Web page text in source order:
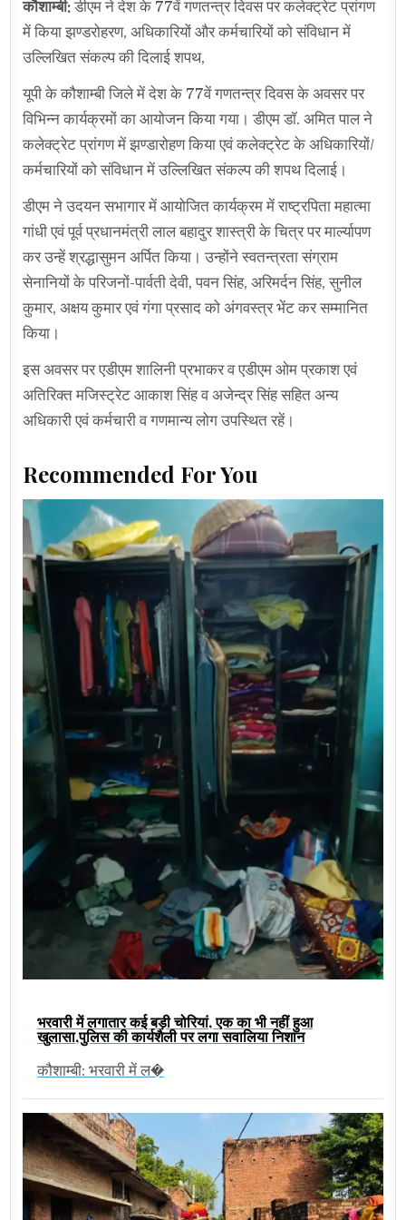
कौशाम्बी:डीएम ने देश के 77वें गणतन्त्र दिवस पर कलेक्ट्रेट प्रांगण
में किया झण्डरोहरण, अधिकारियों और कर्मचारियों को संविधान में
उल्लिखित संकल्प की दिलाई शपथ,
यूपी के कौशाम्बी जिले में देश के 77वें गणतन्त्र दिवस के अवसर पर
विभिन्न कार्यक्रमों का आयोजन किया गया। डीएम डॉ. अमित पाल ने
कलेक्ट्रेट प्रांगण में झण्डारोहण किया एवं कलेक्ट्रेट के अधिकारियों/
कर्मचारियों को संविधान में उल्लिखित संकल्प की शपथ दिलाई।
डीएम ने उदयन सभागार में आयोजित कार्यक्रम में राष्ट्रपिता महात्मा
गांधी एवं पूर्व प्रधानमंत्री लाल बहादुर शास्त्री के चित्र पर मार्ल्यापण
कर उन्हें श्रद्धासुमन अर्पित किया। उन्होंने स्वतन्त्रता संग्राम
सेनानियों के परिजनों-पार्वती देवी, पवन सिंह, अरिमर्दन सिंह, सुनील
कुमार, अक्षय कुमार एवं गंगा प्रसाद को अंगवस्त्र भेंट कर सम्मानित
किया।
इस अवसर पर एडीएम शालिनी प्रभाकर व एडीएम ओम प्रकाश एवं
अतिरिक्त मजिस्ट्रेट आकाश सिंह व अजेन्द्र सिंह सहित अन्य
अधिकारी एवं कर्मचारी व गणमान्य लोग उपस्थित रहें।
Recommended For You
भरवारी में लगातार कई बड़ी चोरियां, एक का भी नहीं हुआ
खुलासा,पुलिस की कार्यशैली पर लगा सवालिया निशान
कौशाम्बी: भरवारी में ल�